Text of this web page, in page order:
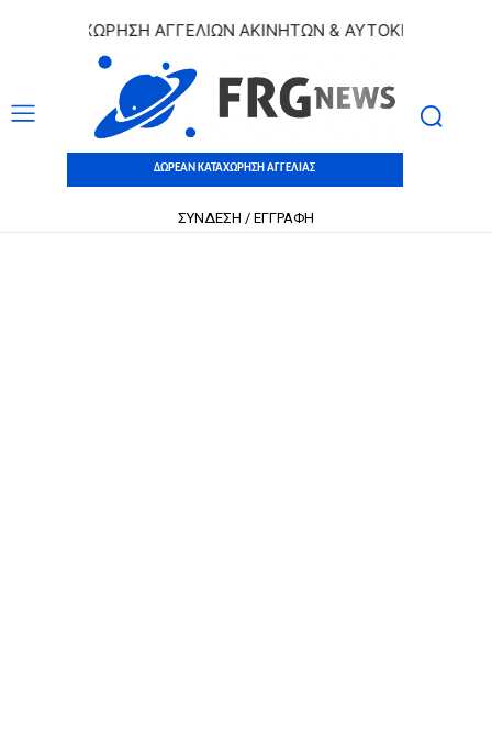
ΑΓΓΕΛΙΩΝ ΑΚΙΝΗΤΩΝ & ΑΥΤΟΚΙΝΗΤΩΝ |
ΔΩΡΕΑΝ ΚΑΤΑΧΩΡΗΣΗ ΑΓΓΕΛΙΑΣ
ΣΥΝΔΕΣΗ / ΕΓΓΡΑΦΗ